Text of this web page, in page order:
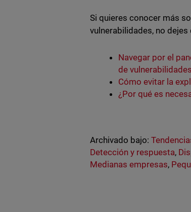
Si quieres conocer más
vulnerabilidades, no
Navegar por el
de
Cómo evitar la
¿Por qué es
Archivado bajo:
Detección y respuesta,
Medianas empresas,